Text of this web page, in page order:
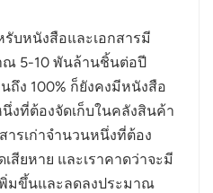
รับหนังสือและเอกสารมี
ณ 5-10 พันล้านชิ้นต่อปี
ถึง 100% ก็ยังคงมีหนังสือ
งที่ต้องจัดเก็บในคลังสินค้า
รเก่าจำนวนหนึ่งที่ต้อง
สียหาย และเราคาดว่าจะมี
มขึ้นและลดลงประมาณ